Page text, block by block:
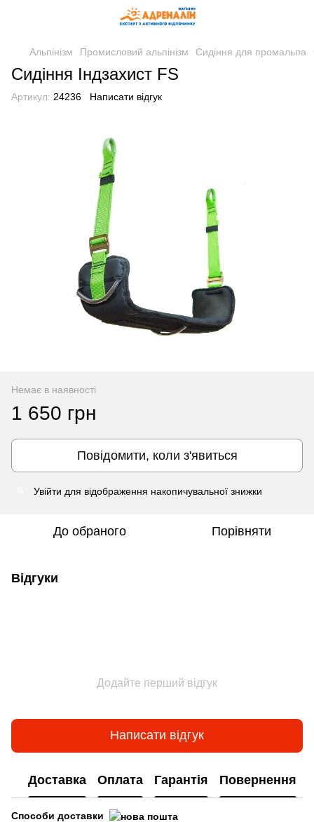
Альпінізм Промисловий альпінізм Сидіння для промальпа
Сидіння Індзахист FS
Артикул: 24236 Написати відгук
Немає в наявності
1 650 грн
Повідомити, коли з'явиться
Увійти для відображення накопичувальної знижки
До обраного Порівняти
Відгуки
Додайте перший відгук
Написати відгук
Доставка Оплата Гарантія Повернення
Способи доставки